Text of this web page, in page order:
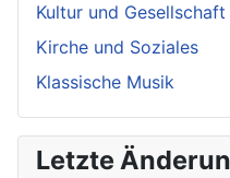
Kultur und Gesellschaft
Kirche und Soziales
Klassische Musik
Letzte